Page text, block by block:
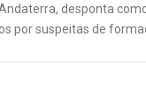
desponta
por suspeitas de